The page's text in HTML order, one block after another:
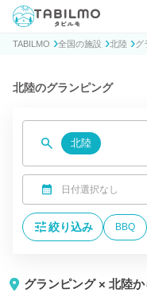
貸別荘コテージ・一棟貸し宿
TABILMO 全国の施設 北陸 グ
北陸のグランピング
北陸
日付選択なし
絞り込み BBQ
グランピング × 北陸